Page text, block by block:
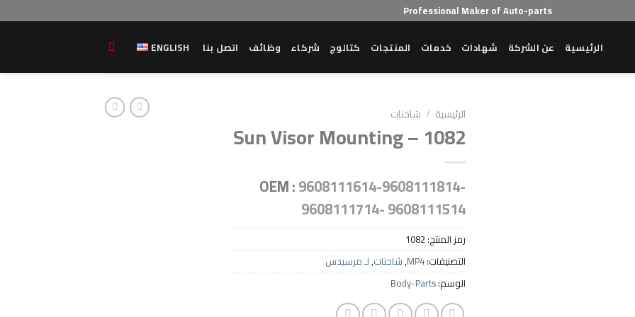
Professional Maker of Auto-parts
الرئيسية عن الشركة شهادات خدمات المنتجات كتالوج شركاء وظائف اتصل بنا ENGLISH
Add to wishlist
الرئيسية / شاحنات
Sun Visor Mounting – 1082
OEM :9608111614-9608111814-
9608111714- 9608111514
رمز المنتج:1082
التصنيفات:MP4
,شاحنات,لـ مرسيدس
الوسم:Body-Parts